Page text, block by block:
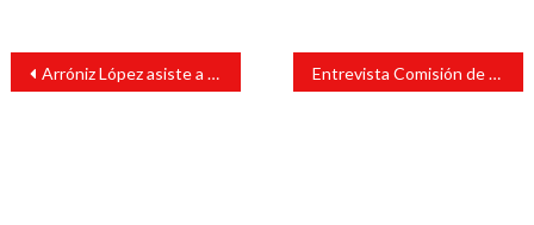
Navegación
entradas
Arróniz López asiste a la primera sesión extraordinaria 2023 conferencia Estatal de Seguridad Pública Municipal Entrevista Comisión de Vigilancia a 12 aspirantes a Contralor Interno del Orfis